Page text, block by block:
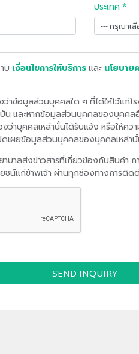
ประเทศ *
บ เงื่อนไขการให้บริการ และ นโยบาย
ว่าข้อมูลส่วนบุคคลใด ๆ ที่ได้ให้ไว้แก่โ
และหากข้อมูลส่วนบุคคลของบุคคลอื่
ว่าบุคคลเหล่านั้นได้รับแจ้ง หรือให้คว
ดเผยข้อมูลส่วนบุคคลของบุคคลเหล่า
บาลส่งข่าวสารที่เกี่ยวข้องกับสินค้า ก
ชน์แก่ข้าพเจ้า ผ่านทุกช่องทางการติด
SEND INQUIRY